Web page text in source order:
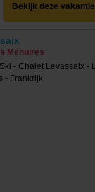
Bekijk deze vakantie
Menuires